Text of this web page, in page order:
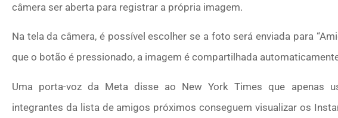
câmera ser aberta para registrar a própria imagem.
Na tela da câmera, é possível escolher se a foto será enviada para
que o botão é pressionado, a imagem é compartilhada
Uma porta-voz da Meta disse ao New York Times que apenas
integrantes da lista de amigos próximos conseguem visualizar os